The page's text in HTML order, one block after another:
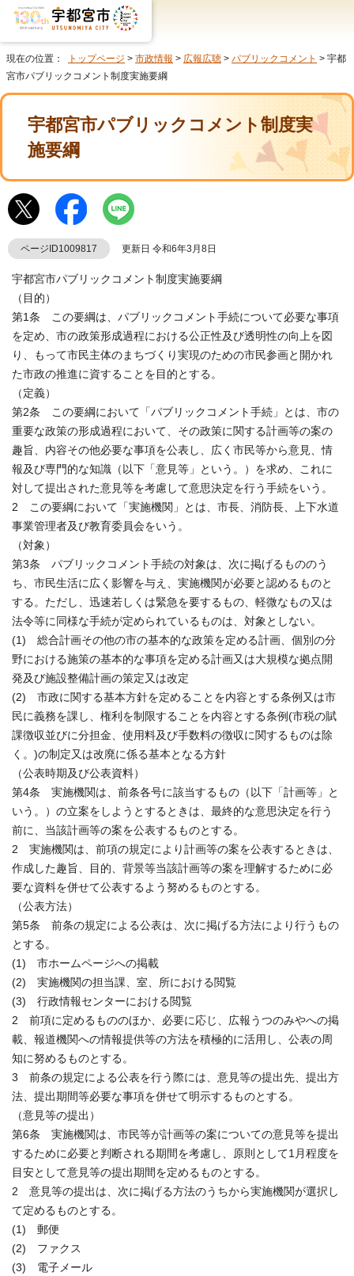
現在の位置： トップページ > 市政情報 > 広報広聴 > パブリックコメント > 宇都
宮市パブリックコメント制度実施要綱
宇都宮市パブリックコメント制度実
施要綱
ページID1009817 更新日 令和6年3月8日
宇都宮市パブリックコメント制度実施要綱
（目的）
第1条 この要綱は、パブリックコメント手続について必要な事項
を定め、市の政策形成過程における公正性及び透明性の向上を図
り、もって市民主体のまちづくり実現のための市民参画と開かれ
た市政の推進に資することを目的とする。
（定義）
第2条 この要綱において「パブリックコメント手続」とは、市の
重要な政策の形成過程において、その政策に関する計画等の案の
趣旨、内容その他必要な事項を公表し、広く市民等から意見、情
報及び専門的な知識（以下「意見等」という。）を求め、これに
対して提出された意見等を考慮して意思決定を行う手続をいう。
2 この要綱において「実施機関」とは、市長、消防長、上下水道
事業管理者及び教育委員会をいう。
（対象）
第3条 パブリックコメント手続の対象は、次に掲げるもののう
ち、市民生活に広く影響を与え、実施機関が必要と認めるものと
する。ただし、迅速若しくは緊急を要するもの、軽微なもの又は
法令等に同様な手続が定められているものは、対象としない。
(1) 総合計画その他の市の基本的な政策を定める計画、個別の分
野における施策の基本的な事項を定める計画又は大規模な拠点開
発及び施設整備計画の策定又は改定
(2) 市政に関する基本方針を定めることを内容とする条例又は市
民に義務を課し、権利を制限することを内容とする条例(市税の賦
課徴収並びに分担金、使用料及び手数料の徴収に関するものは除
く。)の制定又は改廃に係る基本となる方針
（公表時期及び公表資料）
第4条 実施機関は、前条各号に該当するもの（以下「計画等」と
いう。）の立案をしようとするときは、最終的な意思決定を行う
前に、当該計画等の案を公表するものとする。
2 実施機関は、前項の規定により計画等の案を公表するときは、
作成した趣旨、目的、背景等当該計画等の案を理解するために必
要な資料を併せて公表するよう努めるものとする。
（公表方法）
第5条 前条の規定による公表は、次に掲げる方法により行うもの
とする。
(1) 市ホームページへの掲載
(2) 実施機関の担当課、室、所における閲覧
(3) 行政情報センターにおける閲覧
2 前項に定めるもののほか、必要に応じ、広報うつのみやへの掲
載、報道機関への情報提供等の方法を積極的に活用し、公表の周
知に努めるものとする。
3 前条の規定による公表を行う際には、意見等の提出先、提出方
法、提出期間等必要な事項を併せて明示するものとする。
（意見等の提出）
第6条 実施機関は、市民等が計画等の案についての意見等を提出
するために必要と判断される期間を考慮し、原則として1月程度を
目安として意見等の提出期間を定めるものとする。
2 意見等の提出は、次に掲げる方法のうちから実施機関が選択し
て定めるものとする。
(1) 郵便
(2) ファクス
(3) 電子メール